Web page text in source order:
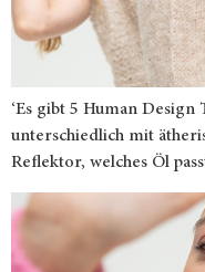
‘Es gibt 5 Human
unterschiedlich mit
Reflektor, welches Öl